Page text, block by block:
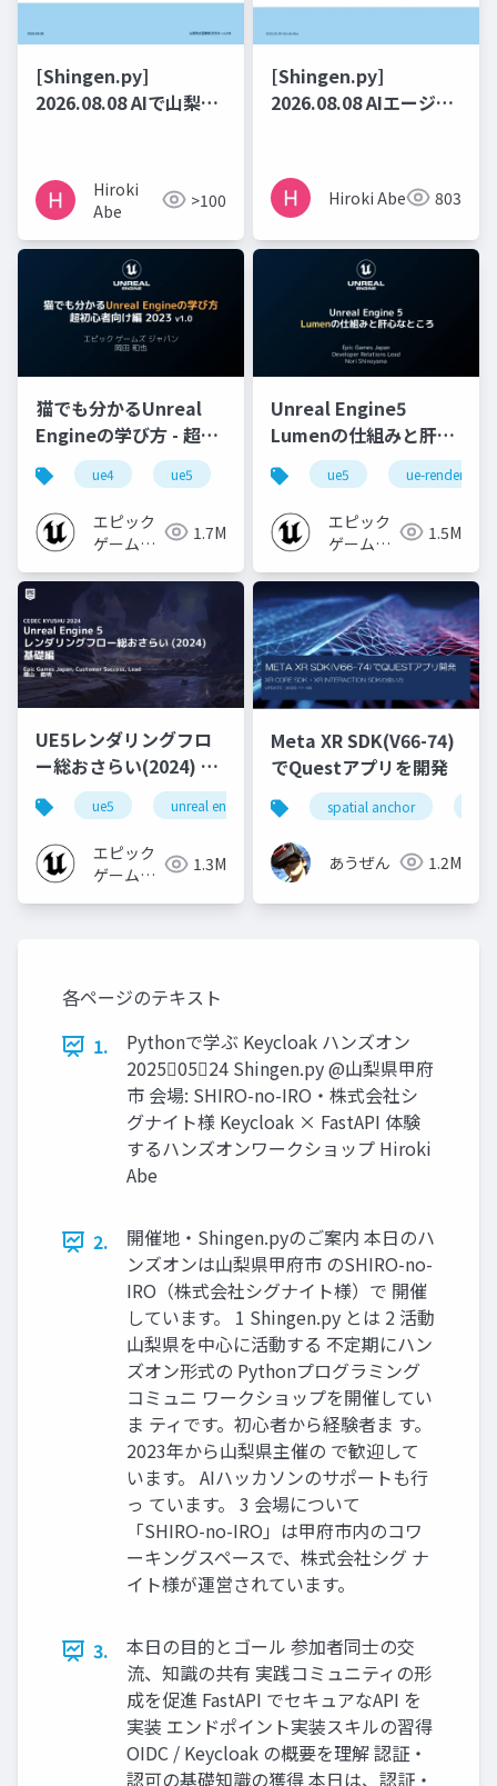
[Shingen.py]
2026.08.08 AIで山梨オ
もく会
Hiroki
Abe
>100
[Shingen.py]
2026.08.08 AIエージェ
ろう)
Hiroki Abe 803
猫でも分かるUnreal
Engineの学び方 - 超初
心者向け編 - 2023 v1.0
ue4 ue5 ue-beginner
エピック
ゲームズ
1.7M
Unreal Engine5
Lumenの仕組みと肝心
なところ
ue5 ue-rendering
エピック
ゲームズ
1.5M
UE5レンダリングフロ
ー総おさらい(2024) 基
礎編！
[CEDEC+KYUSHU
2024]
ue5 unreal engine ue-rendering
エピック
ゲームズ
1.3M
Meta XR SDK(V66-74)
でQuestアプリを開発
spatial anchor
あうぜん 1.2M
各ページのテキスト
1.
Pythonで学ぶ Keycloak ハンズオン
20250524 Shingen.py @山梨県甲府
市 会場: SHIRO-no-IRO・株式会社シ
グナイト様 Keycloak × FastAPI 体験
するハンズオンワークショップ Hiroki
Abe
2.
開催地・Shingen.pyのご案内 本日のハ
ンズオンは山梨県甲府市 のSHIRO-no-
IRO（株式会社シグナイト様）で 開催
しています。 1 Shingen.py とは 2 活動
山梨県を中心に活動する 不定期にハン
ズオン形式の Pythonプログラミング
コミュニ ワークショップを開催してい
ま ティです。初心者から経験者ま す。
2023年から山梨県主催の で歓迎して
います。 AIハッカソンのサポートも行
っ ています。 3 会場について
「SHIRO-no-IRO」は甲府市内のコワ
ーキングスペースで、株式会社シグ ナ
イト様が運営されています。
3.
本日の目的とゴール 参加者同士の交
流、知識の共有 実践コミュニティの形
成を促進 FastAPI でセキュアなAPI を
実装 エンドポイント実装スキルの習得
OIDC / Keycloak の概要を理解 認証・
認可の基礎知識の獲得 本日は、認証・